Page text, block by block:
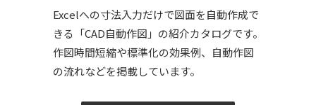
Excelへの寸法入力だけで図面を自動作成で
きる「CAD自動作図」の紹介カタログです。
作図時間短縮や標準化の効果例、自動作図
の流れなどを掲載しています。